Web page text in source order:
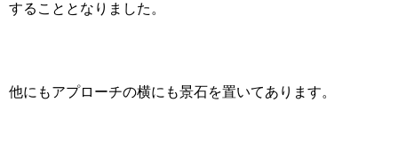
することとなりました。
他にもアプローチの横にも景石を置いてあります。